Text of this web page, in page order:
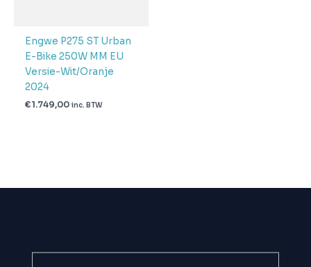
Engwe P275 ST Urban
E-Bike 250W MM EU
Versie-Wit/Oranje
2024
€1.749,00 inc. BTW